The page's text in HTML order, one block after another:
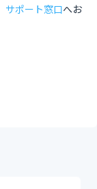
サポート窓口へお